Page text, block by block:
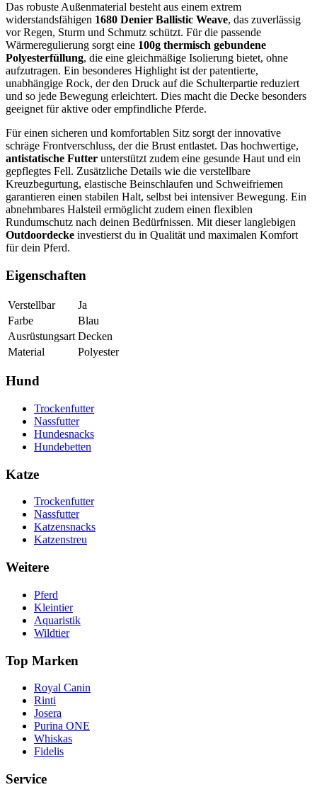
Das robuste Außenmaterial besteht aus einem extrem
widerstandsfähigen 1680 Denier Ballistic Weave, das zuverlässig
vor Regen, Sturm und Schmutz schützt. Für die passende
Wärmeregulierung sorgt eine 100g thermisch gebundene
Polyesterfüllung, die eine gleichmäßige Isolierung bietet, ohne
aufzutragen. Ein besonderes Highlight ist der patentierte,
unabhängige Rock, der den Druck auf die Schulterpartie reduziert
und so jede Bewegung erleichtert. Dies macht die Decke besonders
geeignet für aktive oder empfindliche Pferde.
Für einen sicheren und komfortablen Sitz sorgt der innovative
schräge Frontverschluss, der die Brust entlastet. Das hochwertige,
antistatische Futter unterstützt zudem eine gesunde Haut und ein
gepflegtes Fell. Zusätzliche Details wie die verstellbare
Kreuzbegurtung, elastische Beinschlaufen und Schweifriemen
garantieren einen stabilen Halt, selbst bei intensiver Bewegung. Ein
abnehmbares Halsteil ermöglicht zudem einen flexiblen
Rundumschutz nach deinen Bedürfnissen. Mit dieser langlebigen
Outdoordecke investierst du in Qualität und maximalen Komfort
für dein Pferd.
Eigenschaften
Verstellbar
Ja
Farbe
Blau
Ausrüstungsart Decken
Material
Polyester
Hund
Trockenfutter
Nassfutter
Hundesnacks
Hundebetten
Katze
Trockenfutter
Nassfutter
Katzensnacks
Katzenstreu
Weitere
Pferd
Kleintier
Aquaristik
Wildtier
Top Marken
Royal Canin
Rinti
Josera
Purina ONE
Whiskas
Fidelis
Service